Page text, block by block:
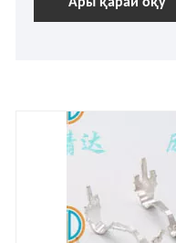
Ары қарай оқу